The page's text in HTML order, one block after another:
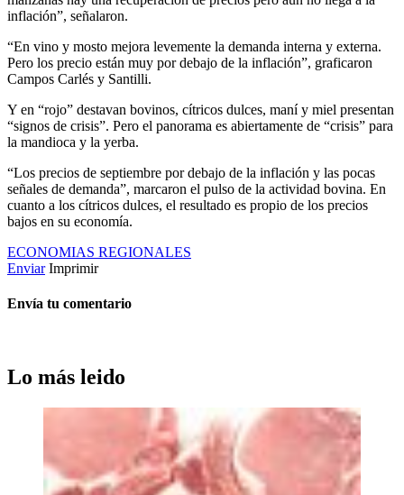
inflación”, señalaron.
“En vino y mosto mejora levemente la demanda interna y externa.
Pero los precio están muy por debajo de la inflación”, graficaron
Campos Carlés y Santilli.
Y en “rojo” destavan bovinos, cítricos dulces, maní y miel presentan
“signos de crisis”. Pero el panorama es abiertamente de “crisis” para
la mandioca y la yerba.
“Los precios de septiembre por debajo de la inflación y las pocas
señales de demanda”, marcaron el pulso de la actividad bovina. En
cuanto a los cítricos dulces, el resultado es propio de los precios
bajos en su economía.
ECONOMIAS REGIONALES
Enviar Imprimir
Envía tu comentario
Lo más leido